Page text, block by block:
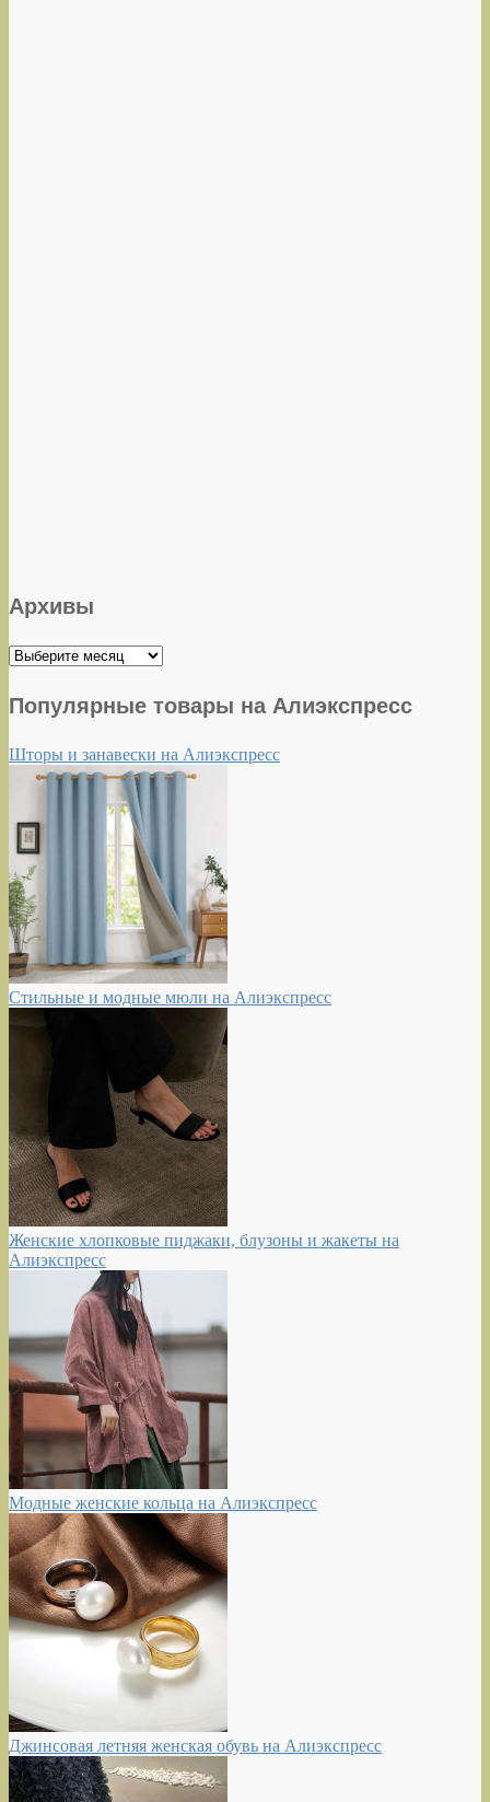
Архивы
Архивы
Популярные товары на Алиэкспресс
Шторы и занавески на Алиэкспресс
Стильные и модные мюли на Алиэкспресс
Женские хлопковые пиджаки, блузоны и жакеты на
Алиэкспресс
Модные женские кольца на Алиэкспресс
Джинсовая летняя женская обувь на Алиэкспресс